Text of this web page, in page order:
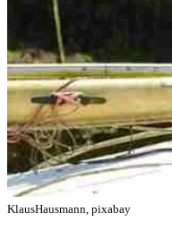
KlausHausmann, pixabay